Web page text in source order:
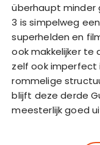
überhaupt minder
3 is simpelweg
superhelden en
ook makkelijker
zelf ook imperfect
rommelige
blijft deze derde
meesterlijk goed